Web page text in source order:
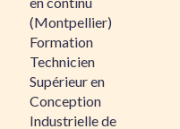
(Montpellier)
Formation
Technicien
Supérieur en
Conception
Industrielle de